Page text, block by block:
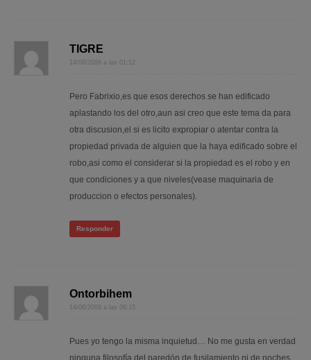
TIGRE
14/06/2009 a las 01:12
Pero Fabrixio,es que esos derechos se han edificado
aplastando los del otro,aun asi creo que este tema da para
otra discusion,el si es licito expropiar o atentar contra la
propiedad privada de alguien que la haya edificado sobre el
robo,asi como el considerar si la propiedad es el robo y en
que condiciones y a que niveles(vease maquinaria de
produccion o efectos personales).
Responder
Ontorbihem
14/06/2009 a las 06:15
Pues yo tengo la misma inquietud… No me gusta en verdad
ninguna filosofía del paredón de fusilamiento ni de noches